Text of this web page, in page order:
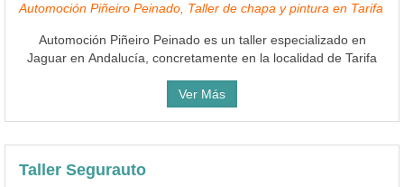
Automoción Piñeiro Peinado, Taller de chapa y pintura en Tarifa
Automoción Piñeiro Peinado es un taller especializado en
Jaguar en Andalucía, concretamente en la localidad de Tarifa
Ver Más
Taller Segurauto